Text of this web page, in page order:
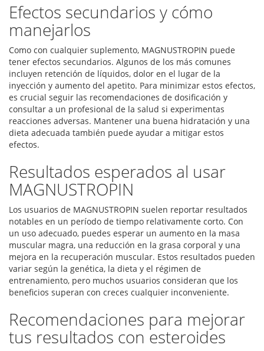
Efectos secundarios y cómo
manejarlos
Como con cualquier suplemento, MAGNUSTROPIN puede
tener efectos secundarios. Algunos de los más comunes
incluyen retención de líquidos, dolor en el lugar de la
inyección y aumento del apetito. Para minimizar estos efectos,
es crucial seguir las recomendaciones de dosificación y
consultar a un profesional de la salud si experimentas
reacciones adversas. Mantener una buena hidratación y una
dieta adecuada también puede ayudar a mitigar estos
efectos.
Resultados esperados al usar
MAGNUSTROPIN
Los usuarios de MAGNUSTROPIN suelen reportar resultados
notables en un período de tiempo relativamente corto. Con
un uso adecuado, puedes esperar un aumento en la masa
muscular magra, una reducción en la grasa corporal y una
mejora en la recuperación muscular. Estos resultados pueden
variar según la genética, la dieta y el régimen de
entrenamiento, pero muchos usuarios consideran que los
beneficios superan con creces cualquier inconveniente.
Recomendaciones para mejorar
tus resultados con esteroides